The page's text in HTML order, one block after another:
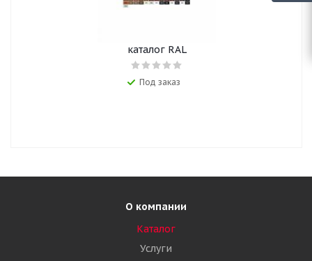
каталог RAL
Под заказ
О компании
Каталог
Услуги